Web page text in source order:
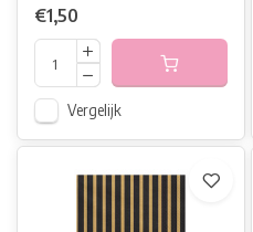
€1,50
Vergelijk